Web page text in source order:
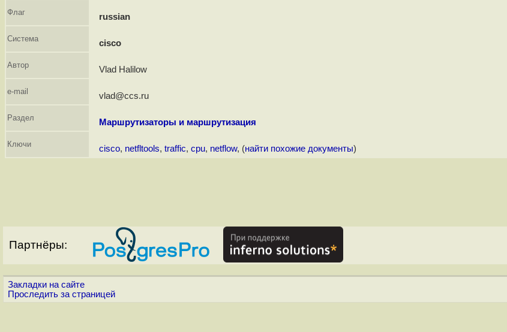
Флаг russian
Система cisco
Автор Vlad Halilow
e-mail vlad@ccs.ru
Раздел Маршрутизаторы и маршрутизация
Ключи cisco, netfltools, traffic, cpu, netflow, (найти похожие документы)
Партнёры:
Закладки на сайте
Проследить за страницей